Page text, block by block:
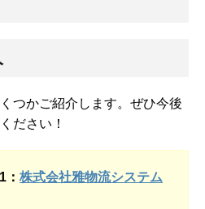
つかご紹介します。ぜひ今後
ださい！
株式会社雅物流システム